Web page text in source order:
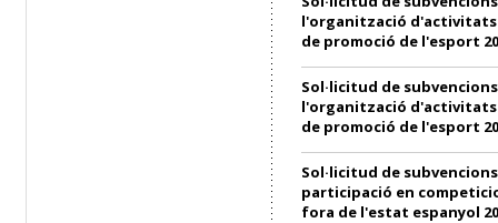
l'organització
de promoció de l'esport
Sol·licitud de
l'organització
de promoció de l'esport
Sol·licitud de
participació en
fora de l'estat espanyol